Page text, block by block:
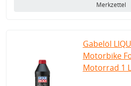
Merkzettel
Gabelöl
Motorbike
Motorrad 1